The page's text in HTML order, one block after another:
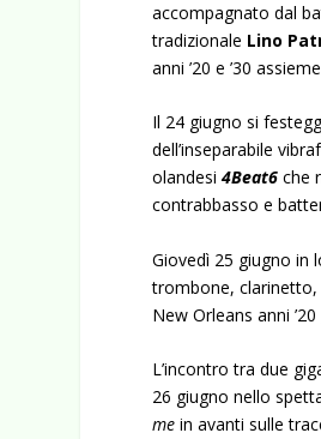
accompagnato dal
tradizionale Lino
anni ’20 e ’30
Il 24 giugno si
dell’inseparabile
olandesi4Beat6 che
contrabbasso e
Giovedì 25 giugno in
trombone, clarinetto,
New Orleans anni
L’incontro tra due
26 giugno nello
me in avanti sulle